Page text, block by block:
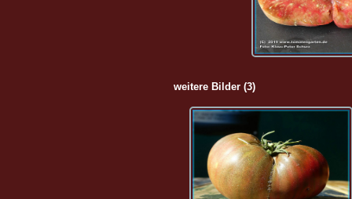
weitere Bilder (3)